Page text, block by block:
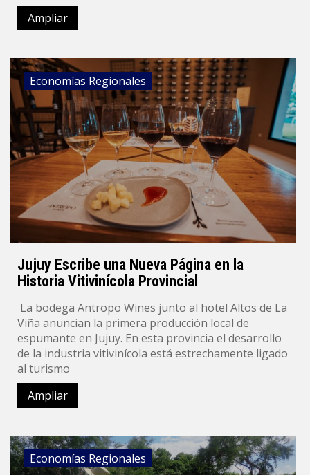
Ampliar
Economías Regionales
Jujuy Escribe una Nueva Página en la
Historia Vitivinícola Provincial
La bodega Antropo Wines junto al hotel Altos de La
Viña anuncian la primera producción local de
espumante en Jujuy. En esta provincia el desarrollo
de la industria vitivinícola está estrechamente ligado
al turismo
Ampliar
Economías Regionales